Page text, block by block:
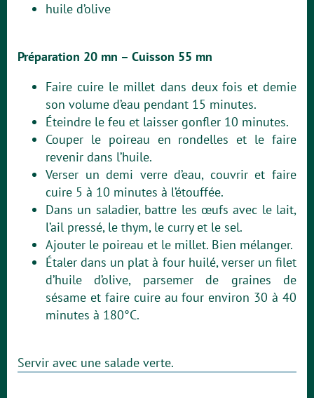
huile d’olive
Préparation 20 mn – Cuisson 55 mn
Faire cuire le millet dans deux fois et demie
son volume d’eau pendant 15 minutes.
Éteindre le feu et laisser gonfler 10 minutes.
Couper le poireau en rondelles et le faire
revenir dans l’huile.
Verser un demi verre d’eau, couvrir et faire
cuire 5 à 10 minutes à l’étouffée.
Dans un saladier, battre les œufs avec le lait,
l’ail pressé, le thym, le curry et le sel.
Ajouter le poireau et le millet. Bien mélanger.
Étaler dans un plat à four huilé, verser un filet
d’huile d’olive, parsemer de graines de
sésame et faire cuire au four environ 30 à 40
minutes à 180°C.
Servir avec une salade verte.